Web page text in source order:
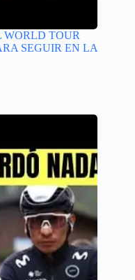
TOUR
SEGUIR EN LA